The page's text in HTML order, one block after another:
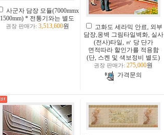
사군자 담장 모듈(7000mmx
1500mm) * 전통기와는 별도
권장 판매가: 3,513,600원
고화도 세라믹 안료, 외부
담장,옹벽 그림타일벽화, 실사
(전사)타일, ㎡ 당 단가
면적따라 할인가를 적용함
(단, 스켄 및 색보정비 별도)
권장 판매가:275,000원
가격문의